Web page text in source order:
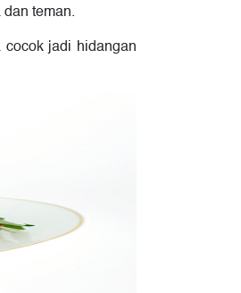
teman.
cocok jadi hidangan